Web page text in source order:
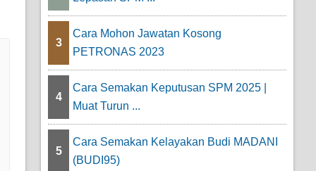
3
Cara Mohon Jawatan Kosong
PETRONAS 2023
4
Cara Semakan Keputusan SPM 2025 |
Muat Turun ...
5
Cara Semakan Kelayakan Budi MADANI
(BUDI95)